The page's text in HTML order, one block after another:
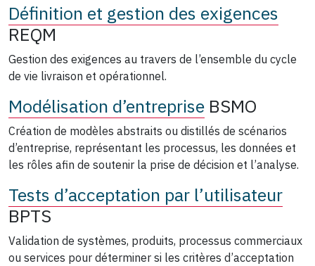
Définition et gestion des exigences
REQM
Gestion des exigences au travers de l’ensemble du cycle
de vie livraison et opérationnel.
Modélisation d’entreprise BSMO
Création de modèles abstraits ou distillés de scénarios
d’entreprise, représentant les processus, les données et
les rôles afin de soutenir la prise de décision et l’analyse.
Tests d’acceptation par l’utilisateur
BPTS
Validation de systèmes, produits, processus commerciaux
ou services pour déterminer si les critères d’acceptation